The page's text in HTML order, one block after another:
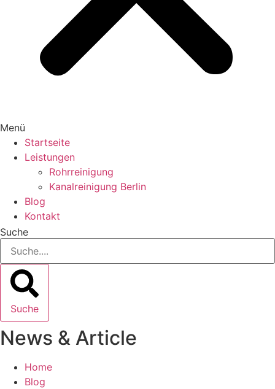
Menü
Startseite
Leistungen
Rohrreinigung
Kanalreinigung Berlin
Blog
Kontakt
Suche
Suche
News & Article
Home
Blog